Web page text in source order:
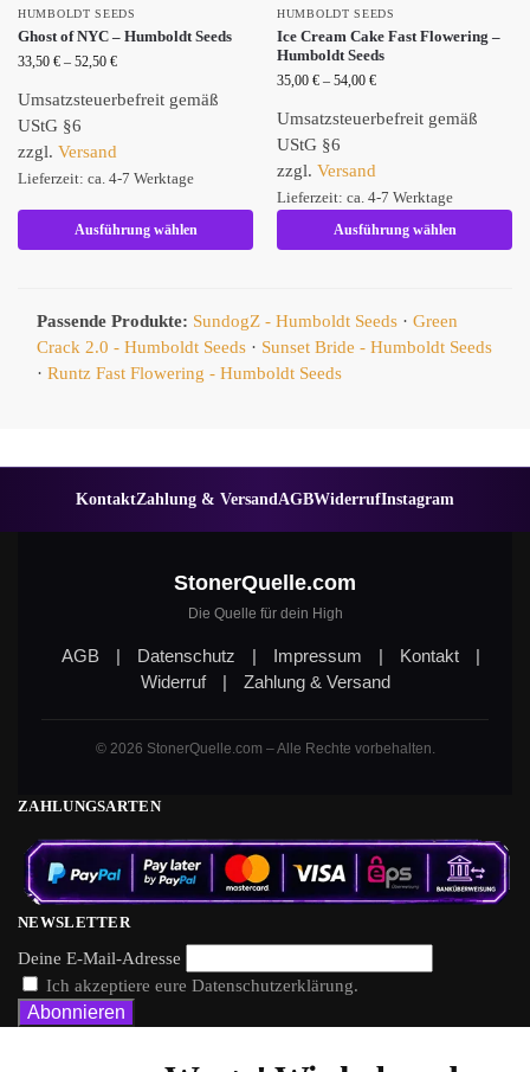
HUMBOLDT SEEDS
Ghost of NYC – Humboldt Seeds
33,50 € – 52,50 €
Umsatzsteuerbefreit gemäß
UStG §6
zzgl. Versand
Lieferzeit: ca. 4-7 Werktage
Ausführung wählen
HUMBOLDT SEEDS
Ice Cream Cake Fast Flowering –
Humboldt Seeds
35,00 € – 54,00 €
Umsatzsteuerbefreit gemäß
UStG §6
zzgl. Versand
Lieferzeit: ca. 4-7 Werktage
Ausführung wählen
Passende Produkte: SundogZ - Humboldt Seeds · Green
Crack 2.0 - Humboldt Seeds · Sunset Bride - Humboldt Seeds
· Runtz Fast Flowering - Humboldt Seeds
KontaktZahlung & VersandAGBWiderrufInstagram
StonerQuelle.com
Die Quelle für dein High
AGB | Datenschutz | Impressum | Kontakt
|
Widerruf
| Zahlung & Versand
© 2026 StonerQuelle.com – Alle Rechte vorbehalten.
ZAHLUNGSARTEN
NEWSLETTER
Deine E-Mail-Adresse
Ich akzeptiere eure Datenschutzerklärung.